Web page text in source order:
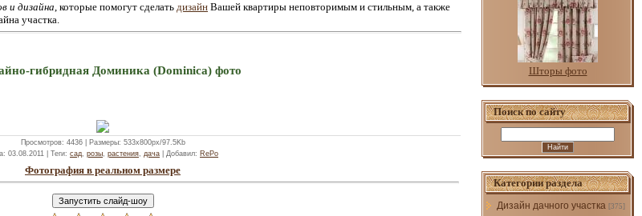
и дизайна , которые помогут сделать дизайн Вашей квартиры неповторимым и стильным, а также
участка.
гибридная Доминика (Dominica) фото
Просмотров: 4436 | Размеры: 533x800px/97.5Kb
: 03.08.2011 | Теги: сад розы растения дача Добавил: RePo
Фотография в реальном размере
Шторы фото
Поиск по сайту
Категории раздела
Дизайн дачного участка [375]